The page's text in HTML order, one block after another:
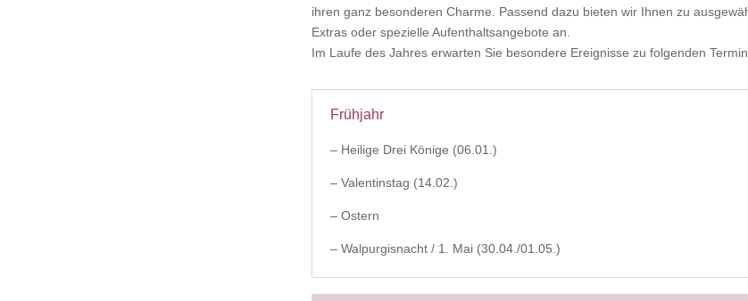
ihren ganz besonderen Charme. Passend dazu bieten wir Ihnen zu
Extras oder spezielle Aufenthaltsangebote an.
Im Laufe des Jahres erwarten Sie besondere Ereignisse zu folgenden
Frühjahr
– Heilige Drei Könige (06.01.)
– Valentinstag (14.02.)
– Ostern
– Walpurgisnacht / 1. Mai (30.04./01.05.)